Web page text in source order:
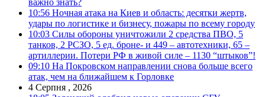
10:56 Ночная атака на Киев и область: десятки жертв,
удары по логистике и бизнесу, пожары по всему городу
10:03 Силы обороны уничтожили 2 средства ПВО, 5
танков, 2 РСЗО, 5 ед. броне- и 449 – автотехники, 65 –
артиллерии. Потери РФ в живой силе – 1130 “штыков”!
09:10 На Покровском направлении снова больше всего
атак, чем на ближайшем к Горловке
4 Серпня , 2026